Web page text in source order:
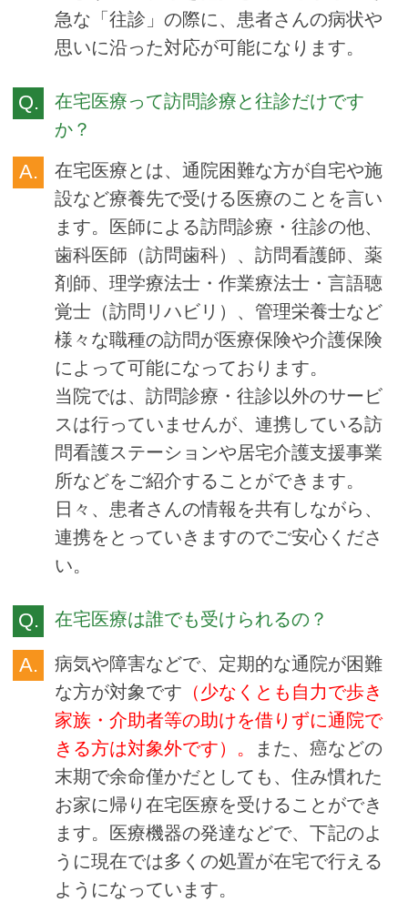
急な「往診」の際に、患者さんの病状や
思いに沿った対応が可能になります。
在宅医療って訪問診療と往診だけです
か？
在宅医療とは、通院困難な方が自宅や施
設など療養先で受ける医療のことを言い
ます。医師による訪問診療・往診の他、
歯科医師（訪問歯科）、訪問看護師、薬
剤師、理学療法士・作業療法士・言語聴
覚士（訪問リハビリ）、管理栄養士など
様々な職種の訪問が医療保険や介護保険
によって可能になっております。
当院では、訪問診療・往診以外のサービ
スは行っていませんが、連携している訪
問看護ステーションや居宅介護支援事業
所などをご紹介することができます。
日々、患者さんの情報を共有しながら、
連携をとっていきますのでご安心くださ
い。
在宅医療は誰でも受けられるの？
病気や障害などで、定期的な通院が困難
な方が対象です （少なくとも自力で歩き
家族・介助者等の助けを借りずに通院で
きる方は対象外です）。
また、癌などの
末期で余命僅かだとしても、住み慣れた
お家に帰り在宅医療を受けることができ
ます。医療機器の発達などで、下記のよ
うに現在では多くの処置が在宅で行える
ようになっています。